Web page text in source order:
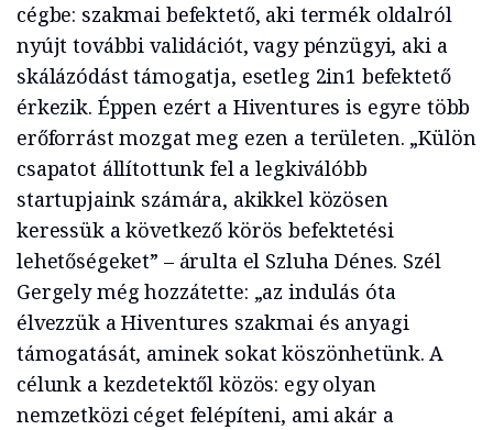
cégbe: szakmai befektető, aki termék oldalról
nyújt további validációt, vagy pénzügyi, aki a
skálázódást támogatja, esetleg 2in1 befektető
érkezik. Éppen ezért a Hiventures is egyre több
erőforrást mozgat meg ezen a területen. „Külön
csapatot állítottunk fel a legkiválóbb
startupjaink számára, akikkel közösen
keressük a következő körös befektetési
lehetőségeket” – árulta el Szluha Dénes. Szél
Gergely még hozzátette: „az indulás óta
élvezzük a Hiventures szakmai és anyagi
támogatását, aminek sokat köszönhetünk. A
célunk a kezdetektől közös: egy olyan
nemzetközi céget felépíteni, ami akár a